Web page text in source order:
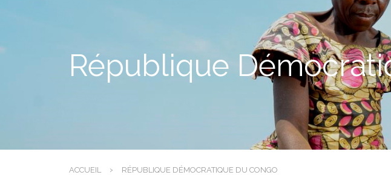
République
ACCUEIL › RÉPUBLIQUE DÉMOCRATIQUE DU CONGO